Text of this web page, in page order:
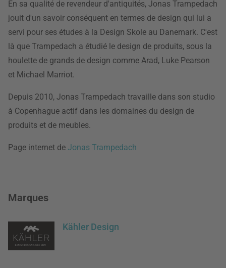
En sa qualité de revendeur d'antiquités, Jonas Trampedach
jouit d'un savoir conséquent en termes de design qui lui a
servi pour ses études à la Design Skole au Danemark. C'est
là que Trampedach a étudié le design de produits, sous la
houlette de grands de design comme Arad, Luke Pearson
et Michael Marriot.
Depuis 2010, Jonas Trampedach travaille dans son studio
à Copenhague actif dans les domaines du design de
produits et de meubles.
Page internet de Jonas Trampedach
Marques
Kähler Design